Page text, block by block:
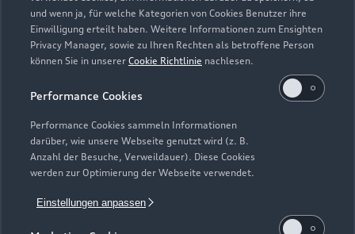
und wenn ja, für welche Kategorien von Cookies Benutzer ihre
Einwilligung erteilt haben. Weitere Informationen zum Ensighten
Privacy Manager, sowie zu Ihren Rechten als betroffene Person
können Sie in unserer Cookie Richtlinie nachlesen.
Performance Cookies
Performance Cookies sammeln Informationen
darüber, wie unsere Webseite genutzt wird (z. B.
Anzahl der Besuche, Verweildauer). Diese Cookies
werden zur Optimierung der Webseite verwendet.
Einstellungen anpassen
Modelle
Elektromodelle
Plug-in-Hybride
Neuwagensuche
Gebrauchtwagensuche
Service & Zubehör
Saisonale Angebote
Audi Services
Support
Über Audi